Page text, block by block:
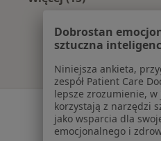
Dobrostan
sztuczna
Niniejsza ankieta,
zespół Patient Care
lepsze zrozumienie,
korzystają z narzędzi
jako wsparcia dla
emocjonalnego i